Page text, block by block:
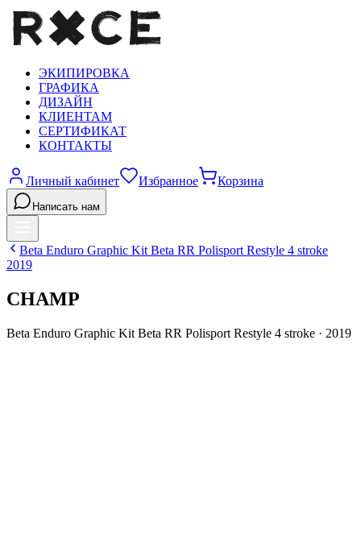
ЭКИПИРОВКА
ГРАФИКА
ДИЗАЙН
КЛИЕНТАМ
СЕРТИФИКАТ
КОНТАКТЫ
Личный кабинет Избранное Корзина
Написать нам
Beta Enduro Graphic Kit Beta RR Polisport Restyle 4 stroke
2019
CHAMP
Beta Enduro Graphic Kit Beta RR Polisport Restyle 4 stroke · 2019